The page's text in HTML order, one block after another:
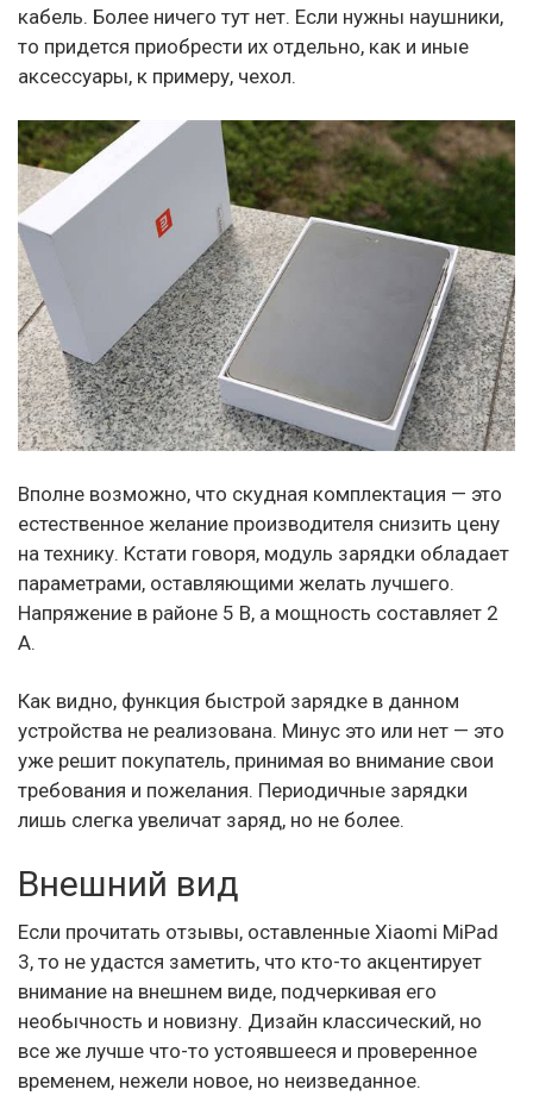
кабель. Более ничего тут нет. Если нужны наушники,
то придется приобрести их отдельно, как и иные
аксессуары, к примеру, чехол.
Вполне возможно, что скудная комплектация — это
естественное желание производителя снизить цену
на технику. Кстати говоря, модуль зарядки обладает
параметрами, оставляющими желать лучшего.
Напряжение в районе 5 В, а мощность составляет 2
А.
Как видно, функция быстрой зарядке в данном
устройства не реализована. Минус это или нет — это
уже решит покупатель, принимая во внимание свои
требования и пожелания. Периодичные зарядки
лишь слегка увеличат заряд, но не более.
Внешний вид
Если прочитать отзывы, оставленные Xiaomi MiPad
3, то не удастся заметить, что кто-то акцентирует
внимание на внешнем виде, подчеркивая его
необычность и новизну. Дизайн классический, но
все же лучше что-то устоявшееся и проверенное
временем, нежели новое, но неизведанное.